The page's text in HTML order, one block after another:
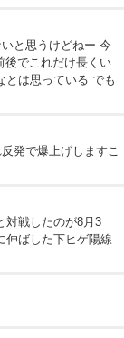
と思うけどねー 今
後でこれだけ長くい
とは思っている でも
発で爆上げしますこ
対戦したのが8月3
伸ばした下ヒゲ陽線